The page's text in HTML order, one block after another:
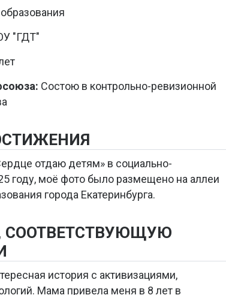
"ГДТ"
Состою в контрольно-ревизионной
отдаю детям» в социально-
году, моё фото было размещено на аллеи
города Екатеринбурга.
СООТВЕТСТВУЮЩУЮ
история с активизациями,
Мама привела меня в 8 лет в